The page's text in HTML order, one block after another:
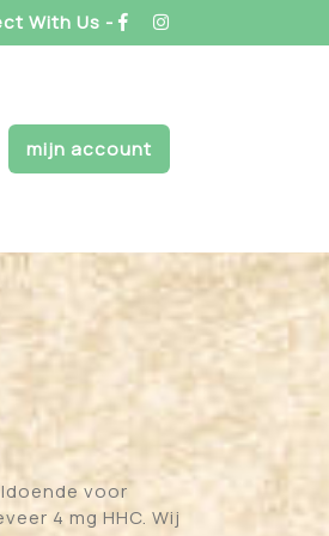
With Us -
mijn account
voor
4 mg HHC. Wij